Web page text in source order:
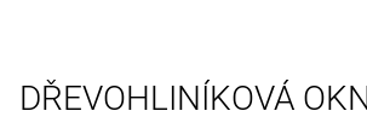
DŘEVOHLINÍKOVÁ